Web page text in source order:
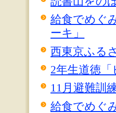
給食でめぐ
ーキ」
西東京ふる
2年生道徳
11月避難訓
給食でめぐ